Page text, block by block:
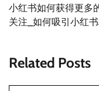
章
导
小红书如何获得更多
关注_如何吸引小红
Related Posts